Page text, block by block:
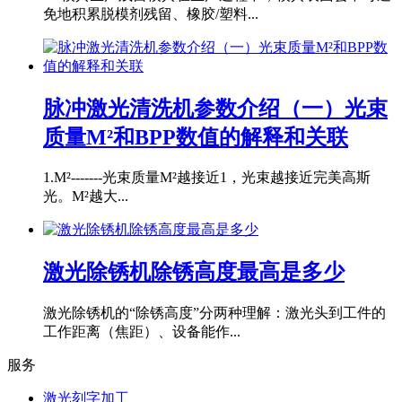
免地积累脱模剂残留、橡胶/塑料...
脉冲激光清洗机参数介绍（一）光束
质量M²和BPP数值的解释和关联
1.M²-------光束质量M²越接近1，光束越接近完美高斯
光。M²越大...
激光除锈机除锈高度最高是多少
激光除锈机的“除锈高度”分两种理解：激光头到工件的
工作距离（焦距）、设备能作...
服务
激光刻字加工